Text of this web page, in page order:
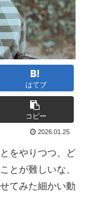
はてブ
コピー
2026.01.25
をやりつつ、ど
とが難しいな、
てみた細かい動